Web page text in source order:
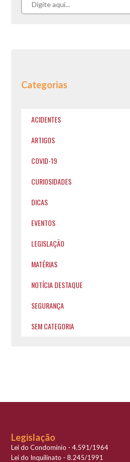
Categorias
ACIDENTES
ARTIGOS
COVID-19
CURIOSIDADES
DICAS
EVENTOS
LEGISLAÇÃO
MATÉRIAS
NOTÍCIA DESTAQUE
SEGURANÇA
SEM CATEGORIA
Legislação
Lei do Condomínio - 4.591/1964
Lei do Inquilinato - 8.245/1991